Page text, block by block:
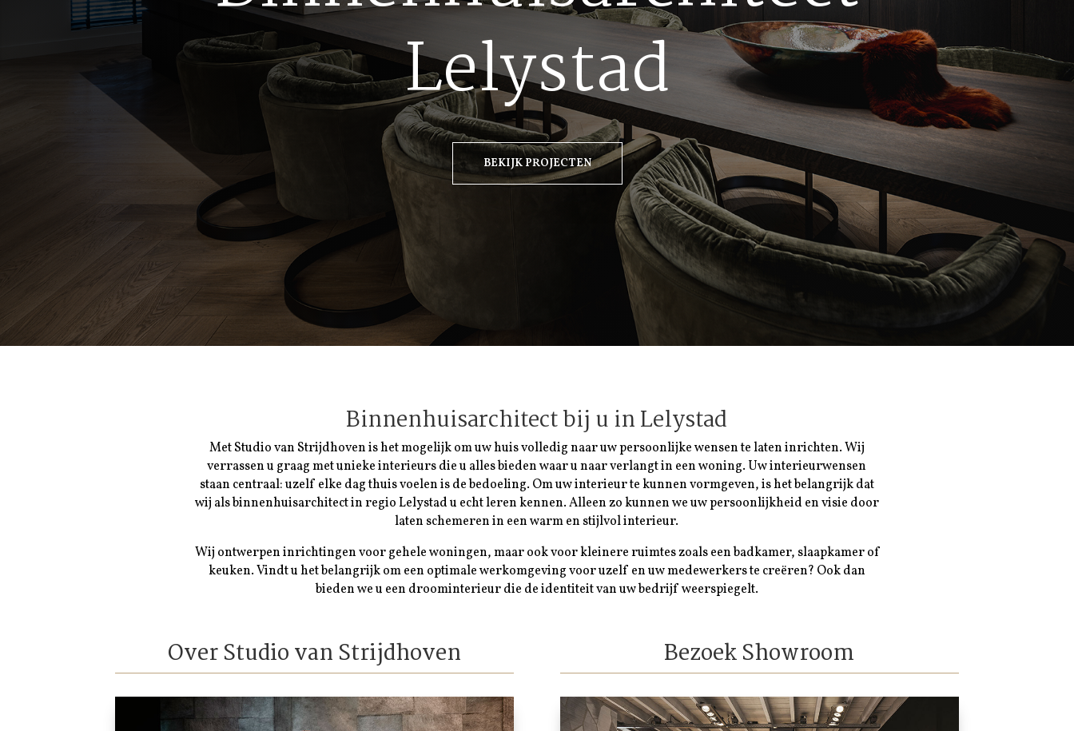
Lelystad
BEKIJK PROJECTEN
Binnenhuisarchitect bij u inLelystad
Met Studio van Strijdhoven is het mogelijk om uw huis volledig naar uw persoonlijke wensen te laten inrichten. Wij
verrassen u graag met unieke interieurs die u alles bieden waar u naar verlangt in een woning. Uw interieurwensen
staan centraal: uzelf elke dag thuis voelen is de bedoeling. Om uw interieur te kunnen vormgeven, is het belangrijk dat
wij als binnenhuisarchitect in regioLelystadu echt leren kennen. Alleen zo kunnen we uw persoonlijkheid en visie door
laten schemeren in een warm en stijlvol interieur.
Wij ontwerpen inrichtingen voor gehele woningen, maar ook voor kleinere ruimtes zoals een badkamer, slaapkamer of
keuken. Vindt u het belangrijk om een optimale werkomgeving voor uzelf en uw medewerkers te creëren? Ook dan
bieden we u een droominterieur die de identiteit van uw bedrijf weerspiegelt.
Over Studio van Strijdhoven Bezoek Showroom